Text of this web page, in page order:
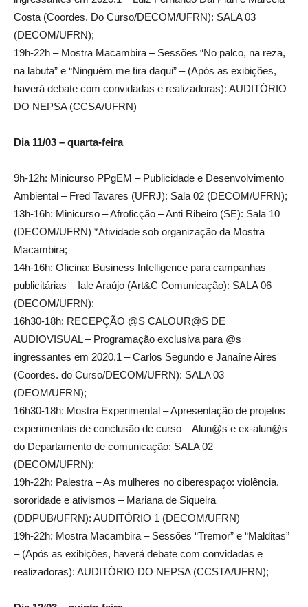
Costa (Coordes. Do Curso/DECOM/UFRN): SALA 03
(DECOM/UFRN);
19h-22h – Mostra Macambira – Sessões “No palco, na reza,
na labuta” e “Ninguém me tira daqui” – (Após as exibições,
haverá debate com convidadas e realizadoras): AUDITÓRIO
DO NEPSA (CCSA/UFRN)
Dia 11/03 – quarta-feira
9h-12h: Minicurso PPgEM – Publicidade e Desenvolvimento
Ambiental – Fred Tavares (UFRJ): Sala 02 (DECOM/UFRN);
13h-16h: Minicurso – Afroficção – Anti Ribeiro (SE): Sala 10
(DECOM/UFRN) *Atividade sob organização da Mostra
Macambira;
14h-16h: Oficina: Business Intelligence para campanhas
publicitárias – Iale Araújo (Art&C Comunicação): SALA 06
(DECOM/UFRN);
16h30-18h: RECEPÇÃO @S CALOUR@S DE
AUDIOVISUAL – Programação exclusiva para @s
ingressantes em 2020.1 – Carlos Segundo e Janaíne Aires
(Coordes. do Curso/DECOM/UFRN): SALA 03
(DEOM/UFRN);
16h30-18h: Mostra Experimental – Apresentação de projetos
experimentais de conclusão de curso – Alun@s e ex-alun@s
do Departamento de comunicação: SALA 02
(DECOM/UFRN);
19h-22h: Palestra – As mulheres no ciberespaço: violência,
sororidade e ativismos – Mariana de Siqueira
(DDPUB/UFRN): AUDITÓRIO 1 (DECOM/UFRN)
19h-22h: Mostra Macambira – Sessões “Tremor” e “Malditas”
– (Após as exibições, haverá debate com convidadas e
realizadoras): AUDITÓRIO DO NEPSA (CCSTA/UFRN);